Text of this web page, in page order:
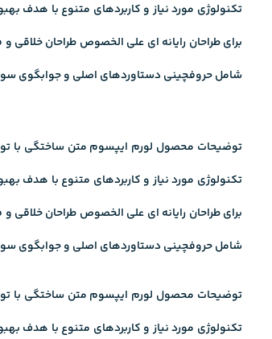
تکنولوژی مورد نیاز و کاربردهای متنوع با هدف
برای طراحان رایانه ای علی الخصوص طراحان
شامل حروفچینی دستاوردهای اصلی و جوابگوی
توضیحات محصول لورم ایپسوم متن ساختگی با
تکنولوژی مورد نیاز و کاربردهای متنوع با هدف
برای طراحان رایانه ای علی الخصوص طراحان
شامل حروفچینی دستاوردهای اصلی و جوابگوی
توضیحات محصول لورم ایپسوم متن ساختگی با
تکنولوژی مورد نیاز و کاربردهای متنوع با هدف